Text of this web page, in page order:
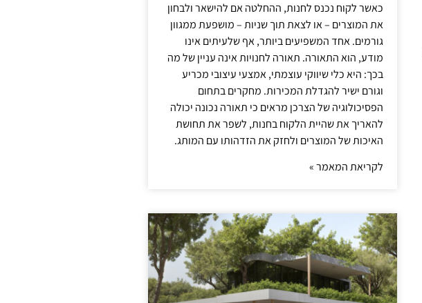
כאשר לקוח נכנס לחנות, ההחלטה אם להישאר ולבחון
את המוצרים – או לצאת תוך שניות – מושפעת ממגוון
גורמים. אחד המשפיעים ביותר, אף שלעיתים אינו
מודע, הוא התאורה. תאורה לחנויות אינה עניין של מה
בכך: היא כלי שיווקי עוצמתי, אמצעי עיצובי מכריע
וגורם ישיר להגדלת המכירות. מחקרים בתחום
הפסיכולוגיה של הצרכן מראים כי תאורה נכונה יכולה
להאריך את שהיית הלקוח בחנות, לשפר את תחושת
האיכות של המוצרים ולחזק את הזדהותו עם המותג.
לקריאת המאמר »